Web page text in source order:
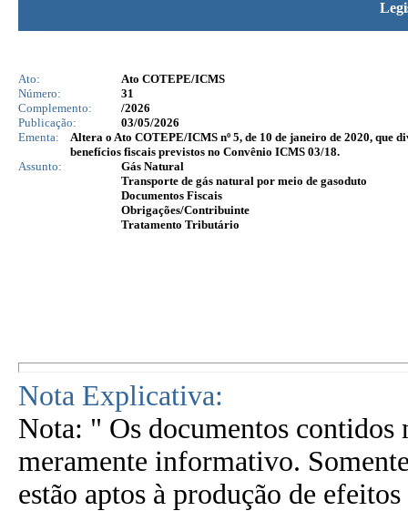
Ato:
Ato COTEPE/ICMS
Número:
31
Complemento:
/2026
Publicação:
03/05/2026
Ementa:
Altera o Ato COTEPE/ICMS nº 5, de 10 de janeiro de 2020, que
benefícios fiscais previstos no Convênio ICMS 03/18.
Assunto:
Gás Natural
Transporte de gás natural por meio de gasoduto
Documentos Fiscais
Obrigações/Contribuinte
Tratamento Tributário
Nota Explicativa:
Nota: " Os documentos contidos
meramente informativo.
estão aptos à produção de